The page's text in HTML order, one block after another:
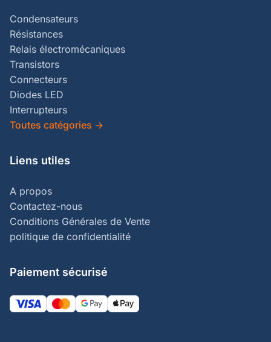
Condensateurs
Résistances
Relais électromécaniques
Transistors
Connecteurs
Diodes LED
Interrupteurs
Toutes catégories →
Liens utiles
A propos
Contactez-nous
Conditions Générales de Vente
politique de confidentialité
Paiement sécurisé